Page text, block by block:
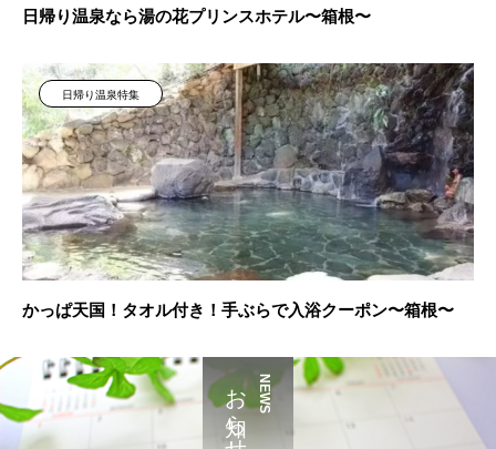
日帰り温泉なら湯の花プリンスホテル〜箱根〜
日帰り温泉特集
かっぱ天国！タオル付き！手ぶらで入浴クーポン〜箱根〜
NEWS
お知らせ